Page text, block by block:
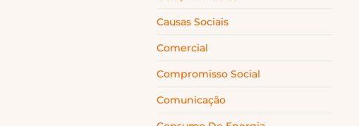
Causas Sociais
Comercial
Compromisso Social
Comunicação